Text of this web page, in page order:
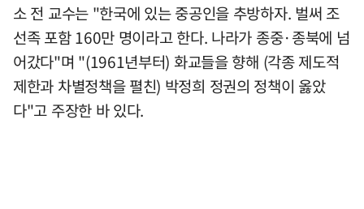
소 전 교수는 "한국에 있는 중공인을 추방하자. 벌써 조
선족 포함 160만 명이라고 한다. 나라가 종중·종북에 넘
어갔다"며 "(1961년부터) 화교들을 향해 (각종 제도적
제한과 차별정책을 펼친) 박정희 정권의 정책이 옳았
다"고 주장한 바 있다.